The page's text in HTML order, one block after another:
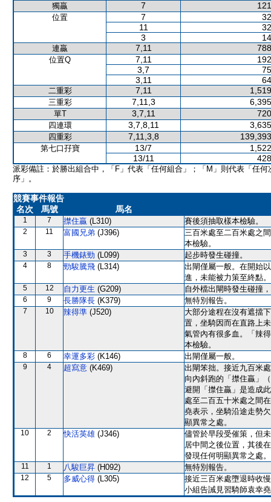
獨贏
7
位置 7
11
3
連贏 7,11
位置Q 7,11
3,7
3,11
二重彩 7,11
三重彩 7,11,3
單T 3,7,11
四連環 3,7,8,11
四重彩 7,11,3,8
第七口孖寶 13/7
13/11
派彩備註：於勝出組合中，「F」代表「任何組合」；「M」則代表「任何
序」。
競賽事件報告
名次
馬號 馬名
1 7 㩒住贏 (L310) 賽後須抽取樣本檢驗。
2 11 富國兄弟 (J396)
三百米處至二百米處之
本檢驗。
3 3 手機錶勁 (L099) 起步時發生碰撞。
4 8 勁駿騰飛 (L314)
出閘僅屬一般。在開始
進，未能被力策至終點。
5 12 自力更生 (G209) 自外檔出閘時發生碰撞
6 9 長勝隊長 (K379) 無特別報告。
7 10 辣得準 (J520)
大部分途程在沒有遮擋
置，坐騎因而在直路上
氣管內有很多血。「辣
本檢驗。
8 6 幸運多彩 (K146) 出閘僅屬一般。
9 4 超寫意 (K469)
出閘笨拙。接近九百米
向內斜跑的「㩒住贏」
避開「㩒住贏」是造成
處至二百五十米處之間
堯表示，坐騎沿途走勢
顯異常之處。
10 2 快活英雄 (J346)
儘管於早段受催策，但
居中間之後位置，其後
發現任何明顯異常之處。
11 1 八駿巨昇 (H092) 無特別報告。
12 5 多威心得 (L305)
接近三百米處墮退時收
小組告誡見習騎師袁幸